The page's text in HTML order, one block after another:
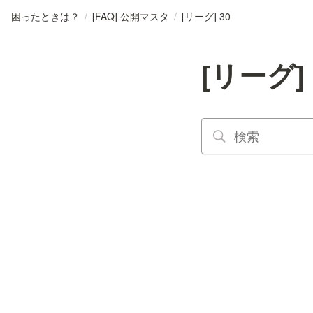
困ったときは？ / [FAQ] 公開マスタ / [リーグ] 30
[リーグ]